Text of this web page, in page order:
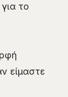
το
είμαστε